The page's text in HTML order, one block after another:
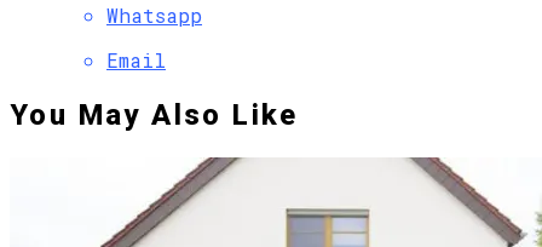
Whatsapp
Email
You May Also Like